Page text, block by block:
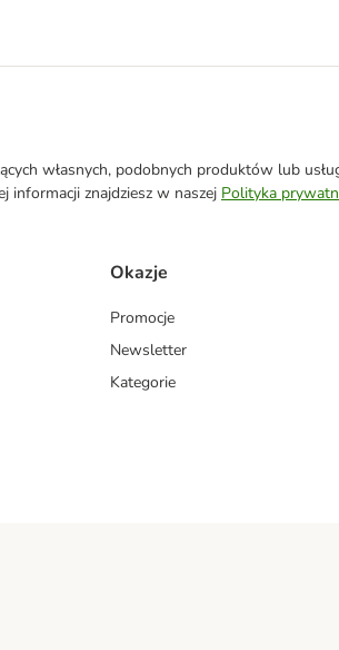
własnych, podobnych produktów lub
informacji znajdziesz w naszej Polityka
Okazje
Promocje
Newsletter
Kategorie